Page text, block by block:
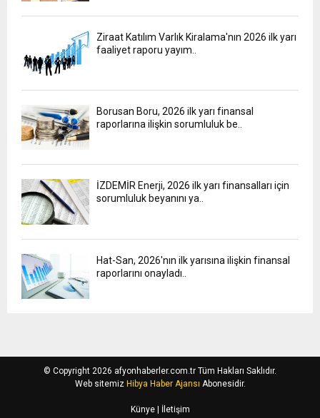
Ziraat Katılım Varlık Kiralama'nın 2026 ilk yarı
faaliyet raporu yayım..
Borusan Boru, 2026 ilk yarı finansal
raporlarına ilişkin sorumluluk be..
İZDEMİR Enerji, 2026 ilk yarı finansalları için
sorumluluk beyanını ya..
Hat-San, 2026'nın ilk yarısına ilişkin finansal
raporlarını onayladı..
© Copyright 2026 afyonhaberler.com.tr Tüm Hakları Saklıdır.
Web sitemiz Hibya Haber Ajansı Abonesidir.
Künye| İletişim